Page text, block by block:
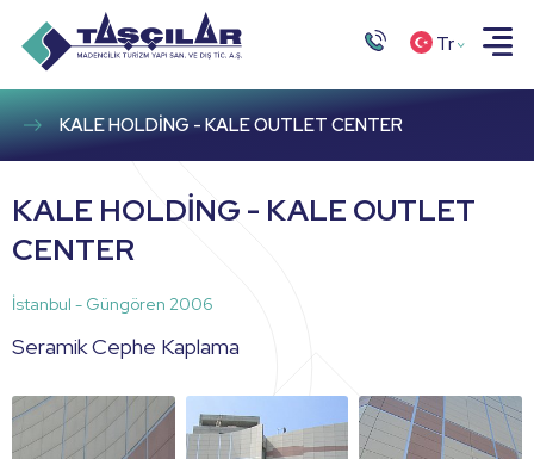
Tr
KALE HOLDİNG - KALE OUTLET CENTER
KALE HOLDİNG - KALE OUTLET
CENTER
İstanbul - Güngören 2006
Seramik Cephe Kaplama